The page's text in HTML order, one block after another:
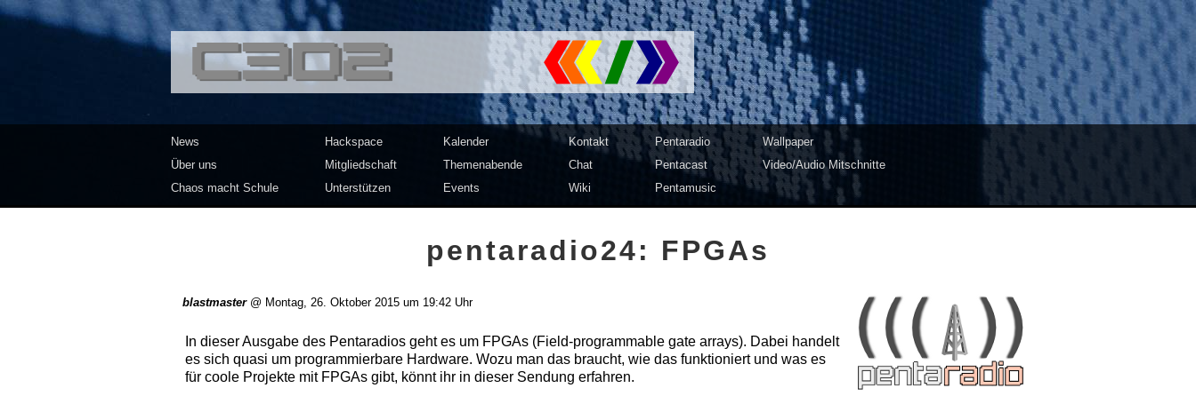
<<</>> Chaos Computer Club Dresden | c3d2
News
Über uns
Chaos macht Schule
Hackspace
Mitgliedschaft
Unterstützen
Kalender
Themenabende
Events
Kontakt
Chat
Wiki
Pentaradio
Pentacast
Pentamusic
Wallpaper
Video/Audio Mitschnitte
pentaradio24: FPGAs
blastmaster@ Montag, 26. Oktober 2015 um 19:42 Uhr
In dieser Ausgabe des Pentaradios geht es um FPGAs (Field-programmable gate arrays). Dabei handelt
es sich quasi um programmierbare Hardware. Wozu man das braucht, wie das funktioniert und was es
für coole Projekte mit FPGAs gibt, könnt ihr in dieser Sendung erfahren.